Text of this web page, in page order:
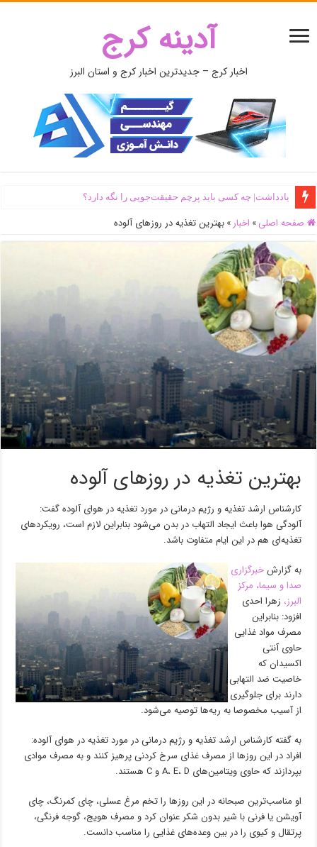
آدینه کرج
اخبار کرج – جدیدترین اخبار کرج و استان البرز
یادداشت| ‌چه کسی باید پرچم حقیقت‌جویی را نگه دارد؟
صفحه اصلی » اخبار » بهترین تغذیه در روز‌های آلوده
بهترین تغذیه در روز‌های آلوده
کارشناس ارشد تغذیه و رژیم درمانی در مورد تغذیه در هوای آلوده گفت:
آلودگی هوا باعث ایجاد التهاب در بدن می‌شود بنابراین لازم است، رویکرد‌های
تغذیه‌ای هم در این ایام متفاوت باشد.
به گزارشخبرگزاری
صدا و سیما، مرکز
البرز، زهرا احدی
افزود: بنابراین
مصرف مواد غذایی
حاوی آنتی
اکسیدان که
خاصیت ضد التهابی
دارند برای جلوگیری
از آسیب مخصوصا به ریه‌ها توصیه می‌شود.
به گفته کارشناس ارشد تغذیه و رژیم درمانی در مورد تغذیه در هوای آلوده:
افراد در این روز‌ها از مصرف غذای سرخ کردنی پرهیز کنند و به مصرف موادی
بپردازند که حاوی ویتامین‌های A، E، D و C هستند.
او مناسب‌ترین صبحانه در این روز‌ها را تخم مرغ عسلی، چای کمرنگ، چای
آویشن یا فرنی با شیر بدون شکر عنوان کرد و مصرف هویج، گوجه فرنگی،
پرتقال و کیوی را در بین وعده‌های غذایی را مناسب دانست.